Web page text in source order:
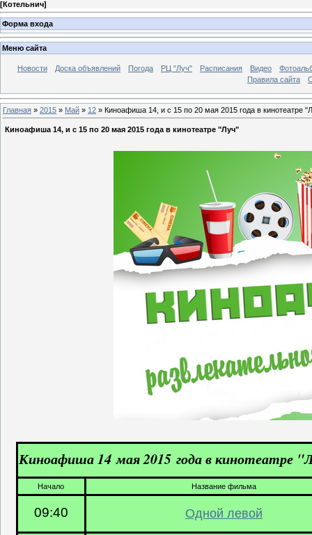
[Котельнич]
Форма входа
Меню сайта
Новости Доска объявлений Погода РЦ "Луч" Расписания Видео
Правила сайта
Главная » 2015 » Май » 12 » Киноафиша 14, и с 15 по 20 мая 2015 года в кинотеатре
Киноафиша 14, и с 15 по 20 мая 2015 года в кинотеатре "Луч"
Киноафиша 14 мая 2015 года в кинотеатре
Начало Название фильма
09:40 Одной левой